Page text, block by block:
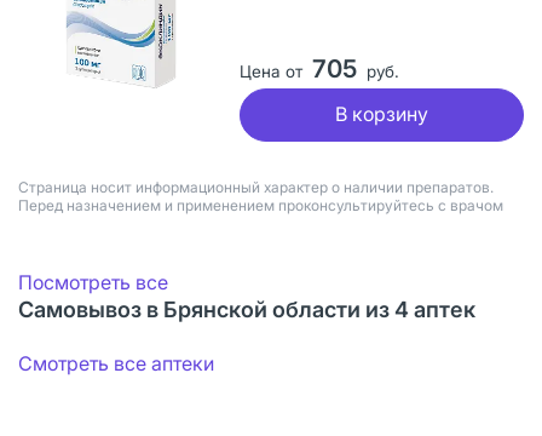
Цена от 705 руб.
В корзину
Страница носит информационный характер о наличии препаратов.
Перед назначением и применением проконсультируйтесь с врачом
Посмотреть все
Самовывоз в Брянской области из 4 аптек
Смотреть все аптеки